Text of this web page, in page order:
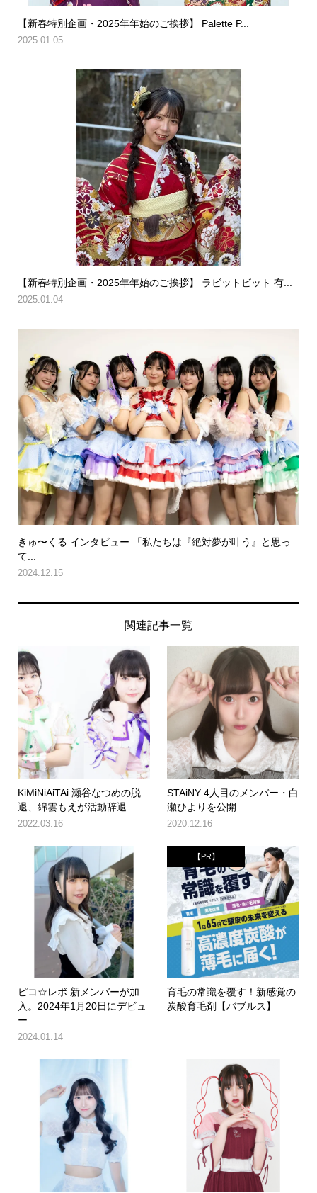
【新春特別企画・2025年年始のご挨拶】 Palette P...
2025.01.05
【新春特別企画・2025年年始のご挨拶】 ラビットビット 有...
2025.01.04
きゅ〜くる インタビュー 「私たちは『絶対夢が叶う』と思っ
て...
2024.12.15
関連記事一覧
KiMiNiAiTAi 瀬谷なつめの脱
退、綿雲もえが活動辞退...
2022.03.16
STAiNY 4人目のメンバー・白
瀬ひよりを公開
2020.12.16
ピコ☆レボ 新メンバーが加
入。2024年1月20日にデビュ
ー
2024.01.14
【PR】
育毛の常識を覆す！新感覚の
炭酸育毛剤【バブルス】